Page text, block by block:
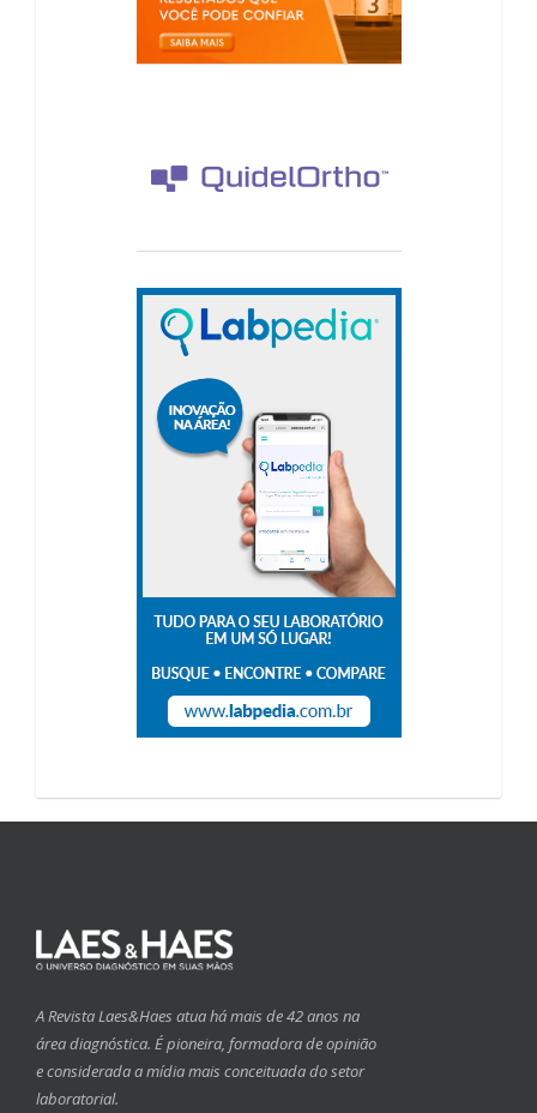
A Revista Laes&Haes atua há mais de 42 anos na
área diagnóstica. É pioneira, formadora de opinião
e considerada a mídia mais conceituada do setor
laboratorial.